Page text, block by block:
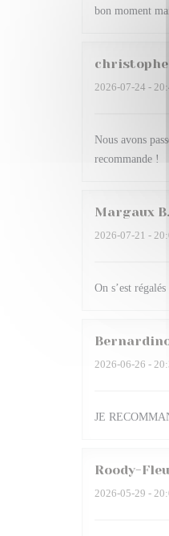
bon moment
2026-07-24 -
Nous avons
recommande !
Margaux B
2026-07-21 -
On s’est
2026-06-26 -
JE
Roody-
2026-05-29 -